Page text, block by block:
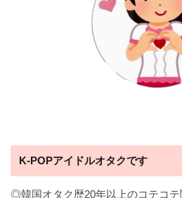
K-POPアイドルオタクです
◎韓国オタク歴20年以上のコテコテ